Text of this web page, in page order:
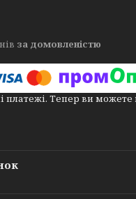
за домовленістю
платежі. Тепер ви